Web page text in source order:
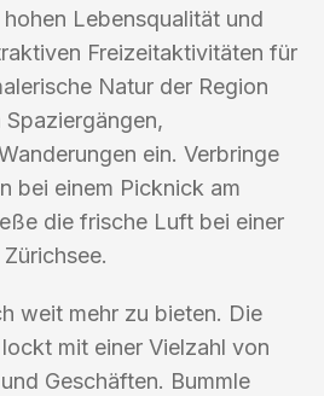
Lebensqualität und
Freizeitaktivitäten für
Natur der Region
ein. Verbringe
bei einem Picknick am
die frische Luft bei einer
weit mehr zu bieten. Die
mit einer Vielzahl von
Geschäften. Bummle